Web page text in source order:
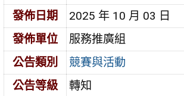
發佈日期
2025 年 10 月 03 日
發佈單位
服務推廣組
公告類別
競賽與活動
公告等級
轉知